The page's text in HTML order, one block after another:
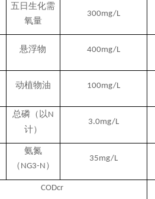
五日生化需
氧量
300mg/L
悬浮物 400mg/L
动植物油 100mg/L
总磷（以 N
计）
3.0mg/L
氨氮
（ NG3-N ）
35mg/L
CODcr